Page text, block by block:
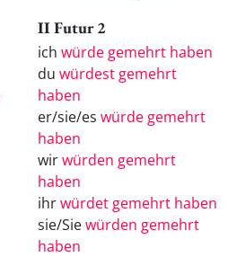
II Futur 2
ich würde gemehrt haben
du würdest gemehrt
haben
er/sie/es würde gemehrt
haben
wirwürden gemehrt
haben
ihrwürdet gemehrt haben
sie/Siewürden gemehrt
haben